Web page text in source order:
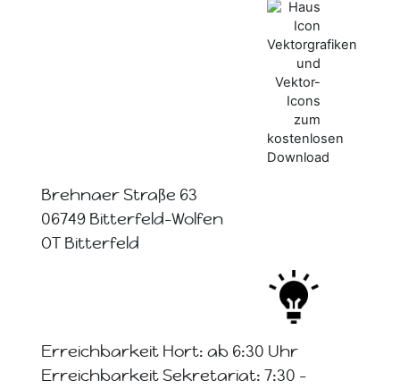
Brehnaer Straße 63
06749 Bitterfeld-Wolfen
OT Bitterfeld
Erreichbarkeit Hort: ab 6:30 Uhr
Erreichbarkeit Sekretariat: 7:30 -